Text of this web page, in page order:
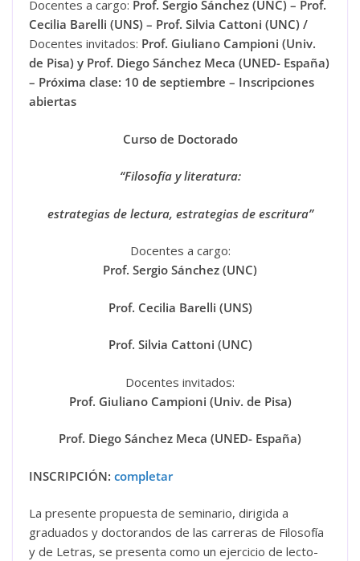
Docentes a cargo: Prof. Sergio Sánchez (UNC) – Prof.
Cecilia Barelli (UNS) – Prof. Silvia Cattoni (UNC) /
Docentes invitados: Prof. Giuliano Campioni (Univ.
de Pisa) y Prof. Diego Sánchez Meca (UNED- España)
– Próxima clase: 10 de septiembre – Inscripciones
abiertas
Curso de Doctorado
“Filosofía y literatura:
estrategias de lectura, estrategias de escritura”
Docentes a cargo:
Prof. Sergio Sánchez (UNC)
Prof. Cecilia Barelli (UNS)
Prof. Silvia Cattoni (UNC)
Docentes invitados:
Prof. Giuliano Campioni (Univ. de Pisa)
Prof. Diego Sánchez Meca (UNED- España)
INSCRIPCIÓN: completar
La presente propuesta de seminario, dirigida a
graduados y doctorandos de las carreras de Filosofía
y de Letras, se presenta como un ejercicio de lecto-